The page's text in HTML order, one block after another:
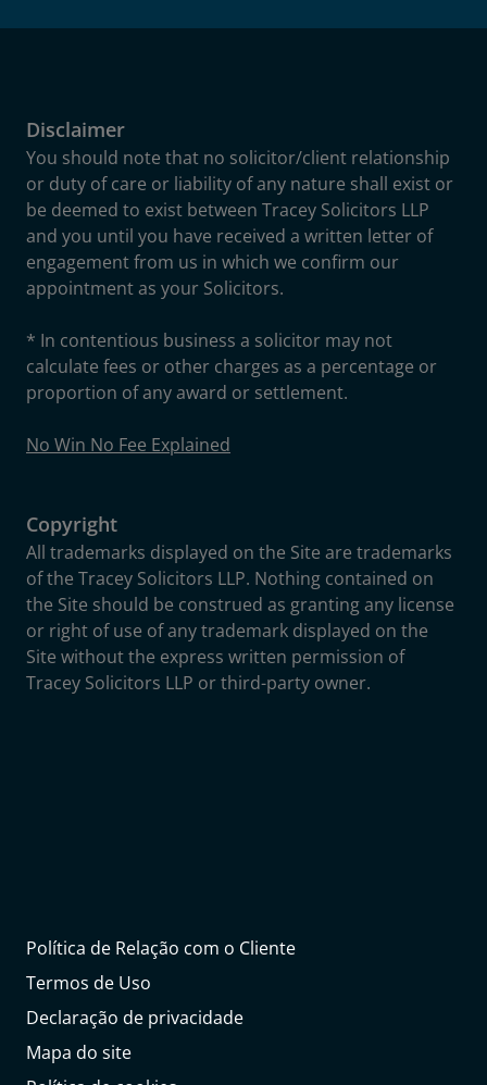
Disclaimer
You should note that no solicitor/client relationship
or duty of care or liability of any nature shall exist or
be deemed to exist between Tracey Solicitors LLP
and you until you have received a written letter of
engagement from us in which we confirm our
appointment as your Solicitors.
* In contentious business a solicitor may not
calculate fees or other charges as a percentage or
proportion of any award or settlement.
No Win No Fee Explained
Copyright
All trademarks displayed on the Site are trademarks
of the Tracey Solicitors LLP. Nothing contained on
the Site should be construed as granting any license
or right of use of any trademark displayed on the
Site without the express written permission of
Tracey Solicitors LLP or third-party owner.
Política de Relação com o Cliente
Termos de Uso
Declaração de privacidade
Mapa do site